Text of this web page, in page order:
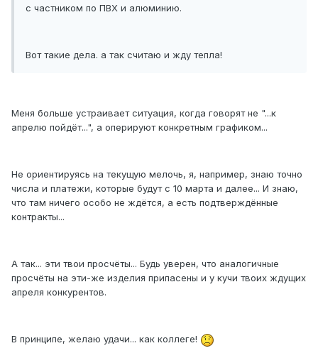
с частником по ПВХ и алюминию.
Вот такие дела. а так считаю и жду тепла!
Меня больше устраивает ситуация, когда говорят не "...к
апрелю пойдёт...", а оперируют конкретным графиком...
Не ориентируясь на текущую мелочь, я, например, знаю точно
числа и платежи, которые будут с 10 марта и далее... И знаю,
что там ничего особо не ждётся, а есть подтверждённые
контракты...
А так... эти твои просчёты... Будь уверен, что аналогичные
просчёты на эти-же изделия припасены и у кучи твоих ждущих
апреля конкурентов.
В принципе, желаю удачи... как коллеге!